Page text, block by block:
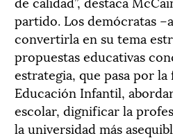
partido. Los demócratas
convertirla en su tema
propuestas educativas
estrategia, que pasa por
Educación Infantil,
escolar, dignificar la
la universidad más